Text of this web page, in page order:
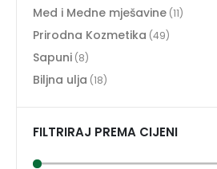
Med i Medne mješavine (11)
Prirodna Kozmetika (49)
Sapuni (8)
Biljna ulja (18)
FILTRIRAJ PREMA CIJENI